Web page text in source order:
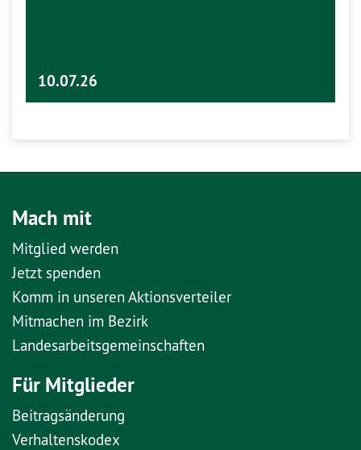
10.07.26
Mach mit
Mitglied werden
Jetzt spenden
Komm in unseren Aktionsverteiler
Mitmachen im Bezirk
Landesarbeitsgemeinschaften
Für Mitglieder
Beitragsänderung
Verhaltenskodex